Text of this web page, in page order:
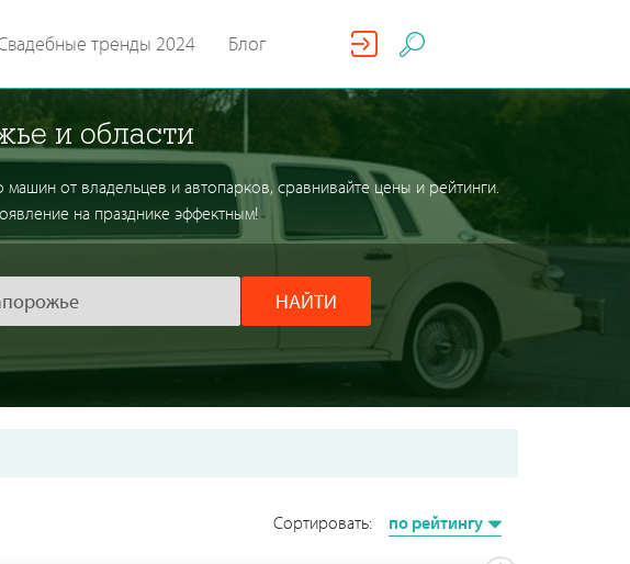
тренды 2024 Блог
и области
от владельцев и автопарков, сравнивайте цены и рейтинги.
на празднике эффектным!
НАЙТИ
Сортировать: по рейтингу